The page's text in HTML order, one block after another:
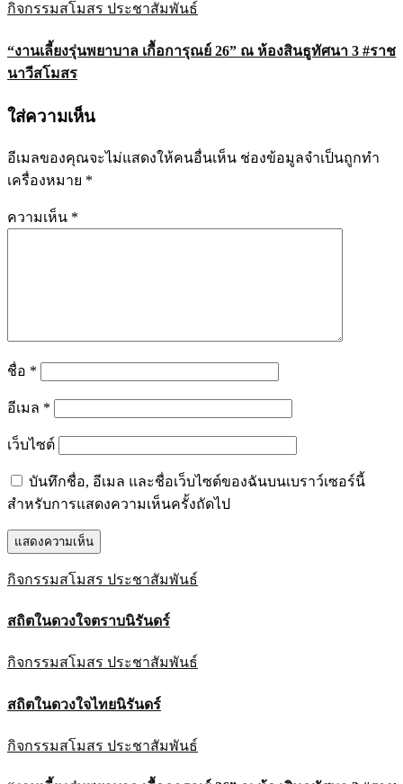
กิจกรรมสโมสร ประชาสัมพันธ์
“งานเลี้ยงรุ่นพยาบาล เกื้อการุณย์ 26” ณ ห้องสินธูทัศนา 3 #ราช
นาวีสโมสร
ใส่ความเห็น
อีเมลของคุณจะไม่แสดงให้คนอื่นเห็น ช่องข้อมูลจำเป็นถูกทำ
เครื่องหมาย *
ความเห็น *
ชื่อ *
อีเมล *
เว็บไซต์
บันทึกชื่อ, อีเมล และชื่อเว็บไซต์ของฉันบนเบราว์เซอร์นี้
สำหรับการแสดงความเห็นครั้งถัดไป
กิจกรรมสโมสร ประชาสัมพันธ์
สถิตในดวงใจตราบนิรันดร์
กิจกรรมสโมสร ประชาสัมพันธ์
สถิตในดวงใจไทยนิรันดร์
กิจกรรมสโมสร ประชาสัมพันธ์